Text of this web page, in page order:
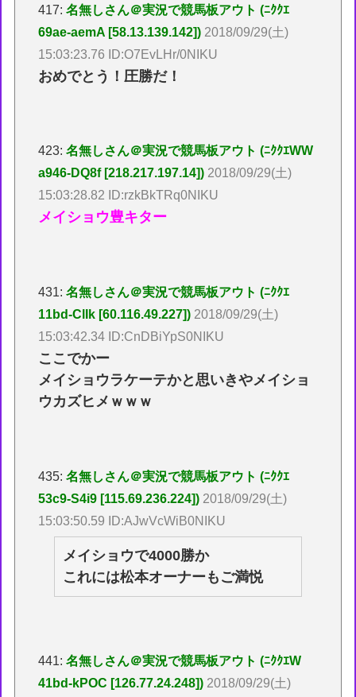
417:名無しさん＠実況で競馬板アウト (ﾆｸｸｴ
69ae-aemA [58.13.139.142]) 2018/09/29(土)
15:03:23.76 ID:O7EvLHr/0NIKU
おめでとう！圧勝だ！
423:名無しさん＠実況で競馬板アウト (ﾆｸｸｴWW
a946-DQ8f [218.217.197.14]) 2018/09/29(土)
15:03:28.82 ID:rzkBkTRq0NIKU
メイショウ豊キター
431:名無しさん＠実況で競馬板アウト (ﾆｸｸｴ
11bd-ClIk [60.116.49.227]) 2018/09/29(土)
15:03:42.34 ID:CnDBiYpS0NIKU
ここでかー
メイショウラケーテかと思いきやメイショ
ウカズヒメｗｗｗ
435:名無しさん＠実況で競馬板アウト (ﾆｸｸｴ
53c9-S4i9 [115.69.236.224]) 2018/09/29(土)
15:03:50.59 ID:AJwVcWiB0NIKU
メイショウで4000勝か
これには松本オーナーもご満悦
441:名無しさん＠実況で競馬板アウト (ﾆｸｸｴW
41bd-kPOC [126.77.24.248]) 2018/09/29(土)